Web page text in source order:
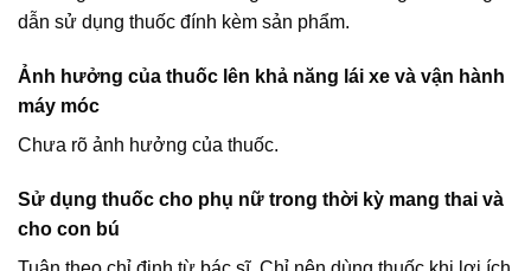
dẫn sử dụng thuốc đính kèm sản phẩm.
Ảnh hưởng của thuốc lên khả năng lái xe và vận hành
máy móc
Chưa rõ ảnh hưởng của thuốc.
Sử dụng thuốc cho phụ nữ trong thời kỳ mang thai và
cho con bú